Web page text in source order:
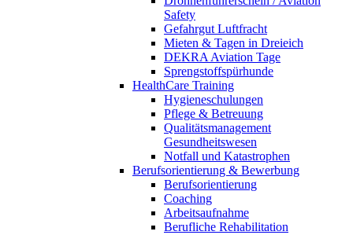
Safety
Gefahrgut Luftfracht
Mieten & Tagen in Dreieich
DEKRA Aviation Tage
Sprengstoffspürhunde
HealthCare Training
Hygieneschulungen
Pflege & Betreuung
Qualitätsmanagement
Gesundheitswesen
Notfall und Katastrophen
Berufsorientierung & Bewerbung
Berufsorientierung
Coaching
Arbeitsaufnahme
Berufliche Rehabilitation